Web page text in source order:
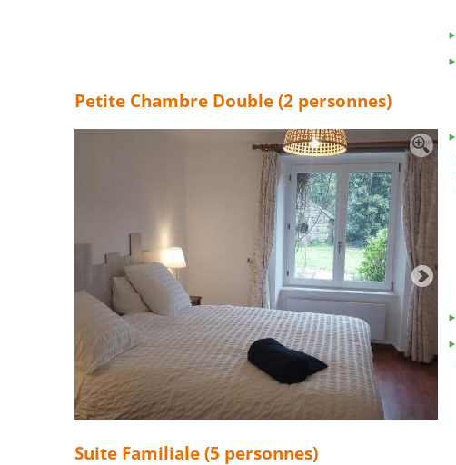
Petite Chambre Double (2 personnes)
Suite Familiale (5 personnes)